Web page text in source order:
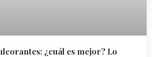
¿cuál es mejor? Lo